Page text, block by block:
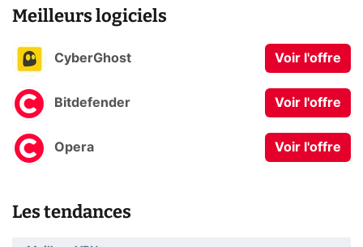
Meilleurs logiciels
CyberGhost Voir l'offre
Bitdefender Voir l'offre
Opera Voir l'offre
Les tendances